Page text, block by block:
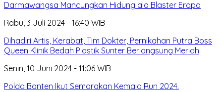
Darmawangsa Mancungkan Hidung ala Blaster Eropa
Rabu, 3 Juli 2024 - 16:40 WIB
Dihadiri Artis, Kerabat, Tim Dokter, Pernikahan Putra Boss
Queen Klinik Bedah Plastik Sunter Berlangsung Meriah
Senin, 10 Juni 2024 - 11:06 WIB
Polda Banten Ikut Semarakan Kemala Run 2024.